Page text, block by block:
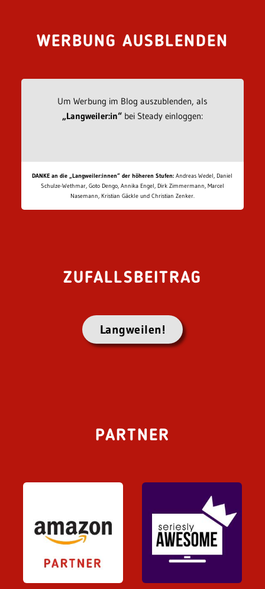
WERBUNG AUSBLENDEN
Um Werbung im Blog auszublenden, als
„Langweiler:in“bei Steady einloggen:
DANKE an die „Langweiler:innen“ der höheren Stufen: Andreas Wedel, Daniel
Schulze-Wethmar, Goto Dengo, Annika Engel, Dirk Zimmermann, Marcel
Nasemann, Kristian Gäckle und Christian Zenker.
ZUFALLSBEITRAG
Langweilen!
PARTNER